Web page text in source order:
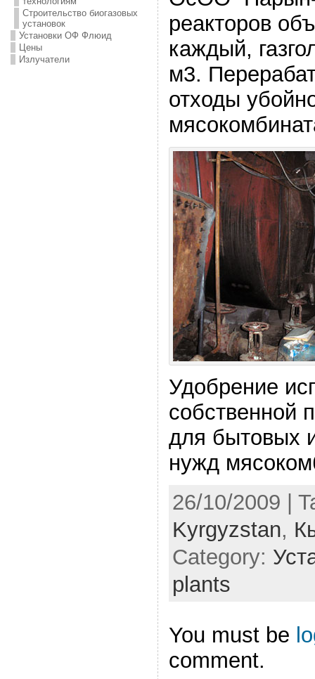
Строительство биогазовых
установок
Установки ОФ Флюид
Цены
Излучатели
реакторов
каждый,
м3.
отходы
Удобрение
собственной
для бытовых
нужд
26/10/2009 |
Kyrgyzstan,
Category:
plants
You must be
comment.